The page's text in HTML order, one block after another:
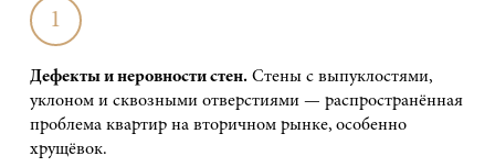
1
Дефекты и неровности стен. Стены с выпуклостями,
уклоном и сквозными отверстиями — распространённая
проблема квартир на вторичном рынке, особенно
хрущёвок.